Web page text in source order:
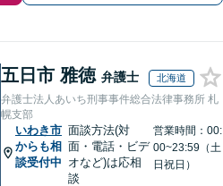
五日市 雅徳 弁護士 北海道
弁護士法人あいち刑事事件総合法律事務所 札
幌支部
いわき市
からも相
談受付中
面談方法(対
面・電話・ビデ
オなど)は応相
談
営業時間：00:
00~23:59（土
日祝日）